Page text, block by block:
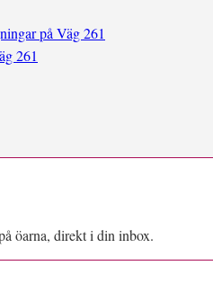
på Väg 261
261
öarna, direkt i din inbox.